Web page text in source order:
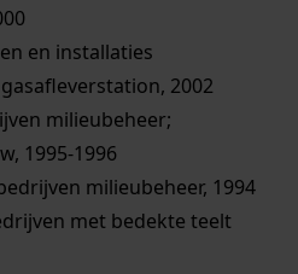
en installaties
2002
milieubeheer;
1995-1996
milieubeheer, 1994
met bedekte teelt